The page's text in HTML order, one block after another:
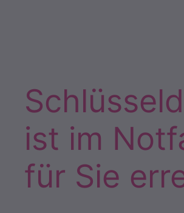
ist im
für Sie